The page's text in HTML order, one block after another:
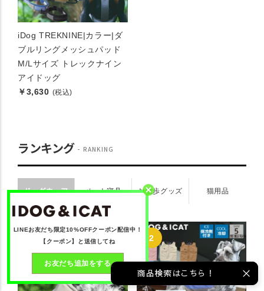
iDog TREKNINE|カラー|ダ
ブルリングメッシュパッド
M/Lサイズ トレックナイン
アイドッグ
￥3,630 (税込)
ランキング RANKING
ドッグウェア ペット寝具 お散歩グッズ 猫用品
LINEお友だち限定10%OFFクーポン配信中！
【クーポン】と送信してね
お友だち追加をする
商品検索はこちら！